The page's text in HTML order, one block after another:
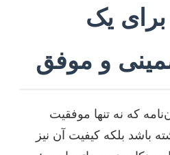
یک
و موفق
که نه تنها موفقیت
باشد بلکه کیفیت آن نیز